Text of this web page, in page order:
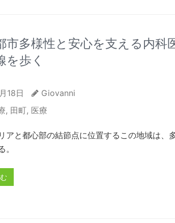
市多様性と安心を支える内科
を歩く
18日
Giovanni
, 田町, 医療
アと都心部の結節点に位置するこの地域は、
。